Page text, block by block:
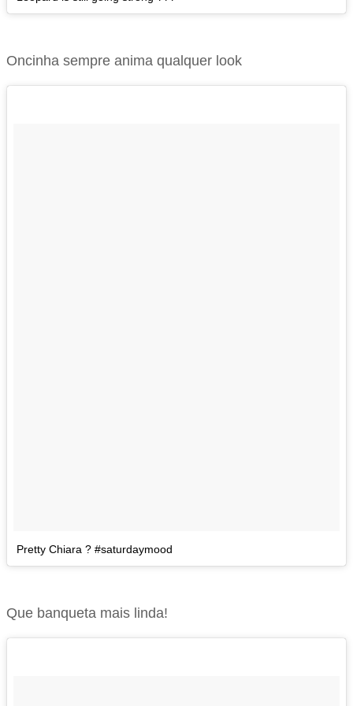
Oncinha sempre anima qualquer look
Pretty Chiara ? #saturdaymood
Que banqueta mais linda!